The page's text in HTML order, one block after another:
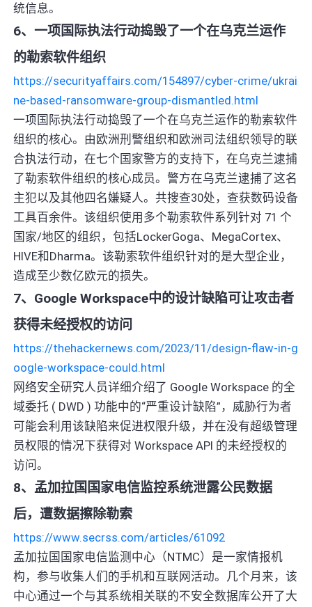
统信息。
6、一项国际执法行动捣毁了一个在乌克兰运作
的勒索软件组织
https://securityaffairs.com/154897/cyber-crime/ukrai
ne-based-ransomware-group-dismantled.html
一项国际执法行动捣毁了一个在乌克兰运作的勒索软件
组织的核心。由欧洲刑警组织和欧洲司法组织领导的联
合执法行动，在七个国家警方的支持下，在乌克兰逮捕
了勒索软件组织的核心成员。警方在乌克兰逮捕了这名
主犯以及其他四名嫌疑人。共搜查30处，查获数码设备
工具百余件。该组织使用多个勒索软件系列针对 71 个
国家/地区的组织，包括LockerGoga、MegaCortex、
HIVE和Dharma。该勒索软件组织针对的是大型企业，
造成至少数亿欧元的损失。
7、Google Workspace中的设计缺陷可让攻击者
获得未经授权的访问
https://thehackernews.com/2023/11/design-flaw-in-g
oogle-workspace-could.html
网络安全研究人员详细介绍了 Google Workspace 的全
域委托 ( DWD ) 功能中的“严重设计缺陷”，威胁行为者
可能会利用该缺陷来促进权限升级，并在没有超级管理
员权限的情况下获得对 Workspace API 的未经授权的
访问。
8、孟加拉国国家电信监控系统泄露公民数据
后，遭数据擦除勒索
https://www.secrss.com/articles/61092
孟加拉国国家电信监测中心（NTMC）是一家情报机
构，参与收集人们的手机和互联网活动。几个月来，该
中心通过一个与其系统相关联的不安全数据库公开了大